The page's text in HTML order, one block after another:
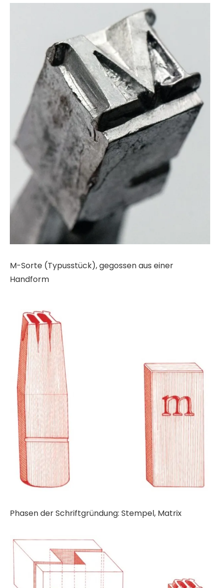
M-Sorte (Typusstück), gegossen aus einer
Handform
Phasen der Schriftgründung: Stempel, Matrix